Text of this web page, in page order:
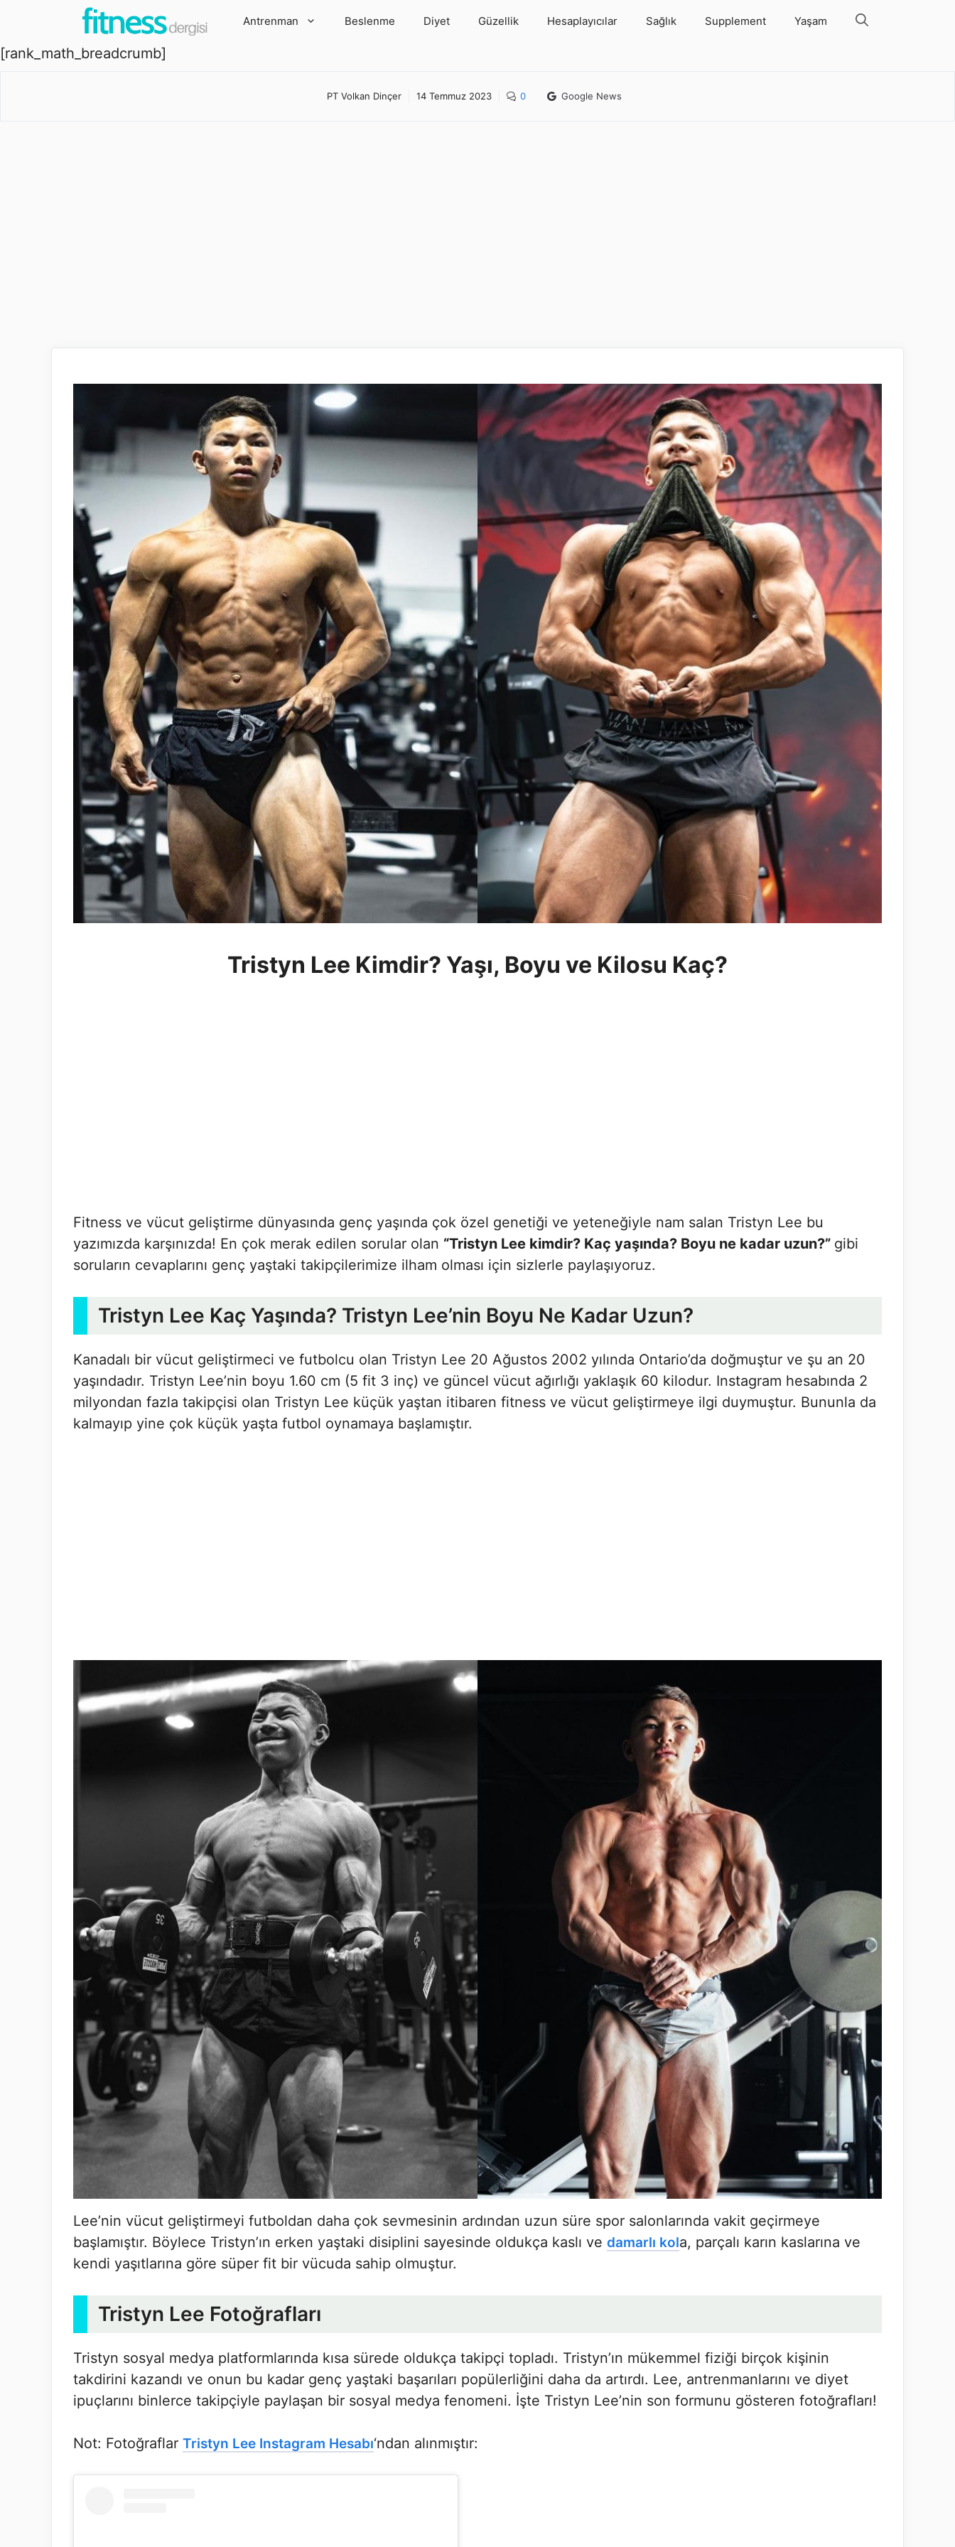
Antrenman Beslenme Diyet Güzellik Hesaplayıcılar Sağlık Supplement Yaşam
[rank_math_breadcrumb]
PT Volkan Dinçer 14 Temmuz 2023 0 Google News
Tristyn Lee Kimdir? Yaşı, Boyu ve Kilosu Kaç?
Fitness ve vücut geliştirme dünyasında genç yaşında çok özel genetiği ve yeteneğiyle nam salan Tristyn Lee bu
yazımızda karşınızda! En çok merak edilen sorular olan “Tristyn Lee kimdir? Kaç yaşında? Boyu ne kadar uzun?” gibi
soruların cevaplarını genç yaştaki takipçilerimize ilham olması için sizlerle paylaşıyoruz.
Tristyn Lee Kaç Yaşında? Tristyn Lee’nin Boyu Ne Kadar Uzun?
Kanadalı bir vücut geliştirmeci ve futbolcu olan Tristyn Lee 20 Ağustos 2002 yılında Ontario’da doğmuştur ve şu an 20
yaşındadır. Tristyn Lee’nin boyu 1.60 cm (5 fit 3 inç) ve güncel vücut ağırlığı yaklaşık 60 kilodur. Instagram hesabında 2
milyondan fazla takipçisi olan Tristyn Lee küçük yaştan itibaren fitness ve vücut geliştirmeye ilgi duymuştur. Bununla da
kalmayıp yine çok küçük yaşta futbol oynamaya başlamıştır.
Lee’nin vücut geliştirmeyi futboldan daha çok sevmesinin ardından uzun süre spor salonlarında vakit geçirmeye
başlamıştır. Böylece Tristyn’ın erken yaştaki disiplini sayesinde oldukça kaslı ve damarlı kola, parçalı karın kaslarına ve
kendi yaşıtlarına göre süper fit bir vücuda sahip olmuştur.
Tristyn Lee Fotoğrafları
Tristyn sosyal medya platformlarında kısa sürede oldukça takipçi topladı. Tristyn’ın mükemmel fiziği birçok kişinin
takdirini kazandı ve onun bu kadar genç yaştaki başarıları popülerliğini daha da artırdı. Lee, antrenmanlarını ve diyet
ipuçlarını binlerce takipçiyle paylaşan bir sosyal medya fenomeni. İşte Tristyn Lee’nin son formunu gösteren fotoğrafları!
Not: Fotoğraflar Tristyn Lee Instagram Hesabı‘ndan alınmıştır: